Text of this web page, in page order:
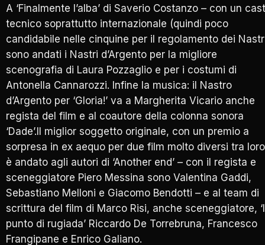
A ‘Finalmente l’alba’ di Saverio Costanzo – con un cast
tecnico soprattutto internazionale (quindi poco
candidabile nelle cinquine per il regolamento dei
sono andati i Nastri d’Argento per la migliore
scenografia di Laura Pozzaglio e per i costumi di
Antonella Cannarozzi. Infine la musica: il Nastro
d’Argento per ‘Gloria!’ va a Margherita Vicario anche
regista del film e al coautore della colonna sonora
‘Dade’.Il miglior soggetto originale, con un premio a
sorpresa in ex aequo per due film molto diversi tra loro
è andato agli autori di ‘Another end’ – con il regista e
sceneggiatore Piero Messina sono Valentina Gaddi,
Sebastiano Melloni e Giacomo Bendotti – e al team di
scrittura del film di Marco Risi, anche sceneggiatore,
punto di rugiada’ Riccardo De Torrebruna, Francesco
Frangipane e Enrico Galiano.